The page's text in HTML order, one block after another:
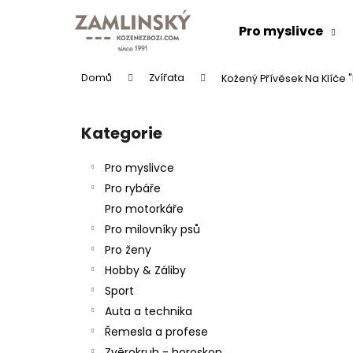
Pro myslivce
Domů Zvířata Kožený Přívěsek Na Klíče
Přeskočit
kategorie
Kategorie
Pro myslivce
Pro rybáře
Pro motorkáře
Pro milovníky psů
Pro ženy
Hobby & Záliby
Sport
Auta a technika
Řemesla a profese
obchodu
obchodu
KOŽENÝ PÁSEK "LOVU ZDAR"
634 Kč